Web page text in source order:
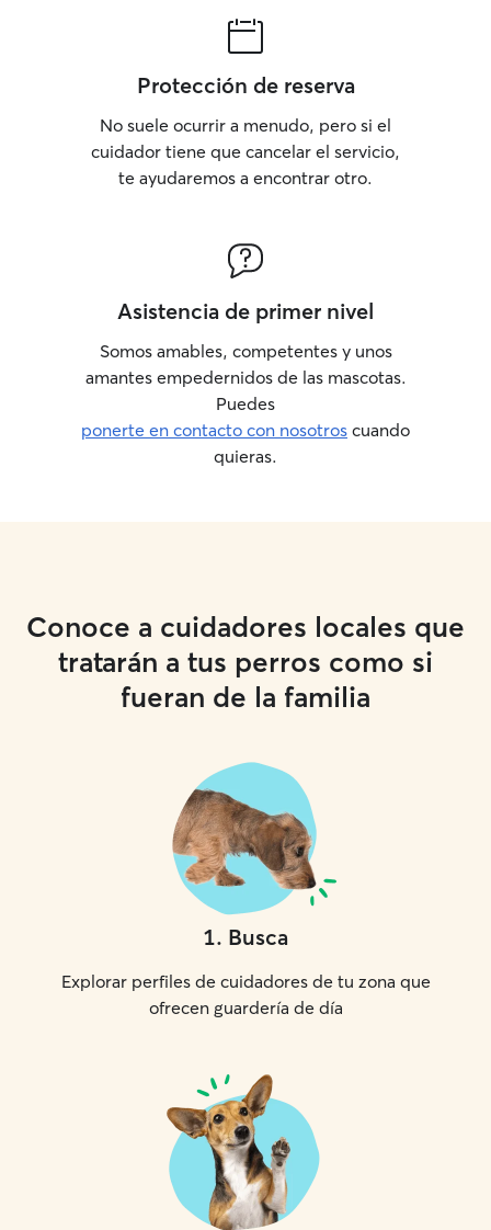
Protección de reserva
No suele ocurrir a menudo, pero si el
cuidador tiene que cancelar el servicio,
te ayudaremos a encontrar otro.
Asistencia de primer nivel
Somos amables, competentes y unos
amantes empedernidos de las mascotas.
Puedes
ponerte en contacto con nosotros cuando
quieras.
Conoce a cuidadores locales que
tratarán a tus perros como si
fueran de la familia
1. Busca
Explorar perfiles de cuidadores de tu zona que
ofrecen guardería de día